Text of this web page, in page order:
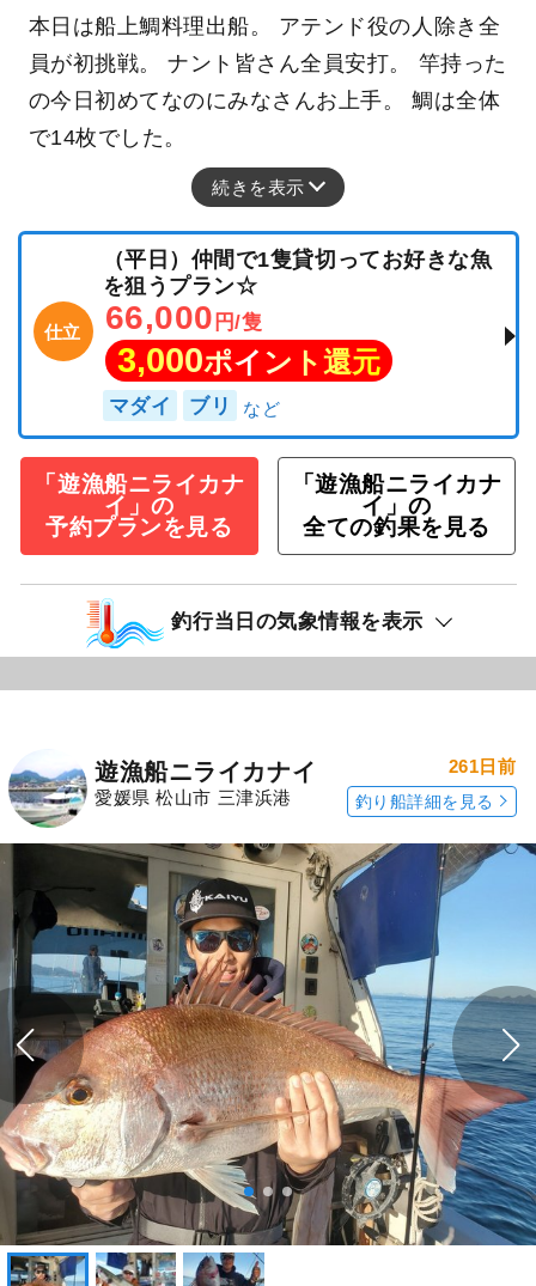
本日は船上鯛料理出船。 アテンド役の人除き全
員が初挑戦。 ナント皆さん全員安打。 竿持った
の今日初めてなのにみなさんお上手。 鯛は全体
で14枚でした。
続きを表示
仕立
（平日）仲間で1隻貸切ってお好きな魚
を狙うプラン☆
66,000 円/隻
3,000ポイント還元
マダイ ブリ
「遊漁船ニライカナ
イ」の
予約プランを見る
「遊漁船ニライカナ
イ」の
全ての釣果を見る
釣行当日の気象情報を表示
遊漁船ニライカナイ
愛媛県 松山市 三津浜港
261日前
釣り船詳細を見る